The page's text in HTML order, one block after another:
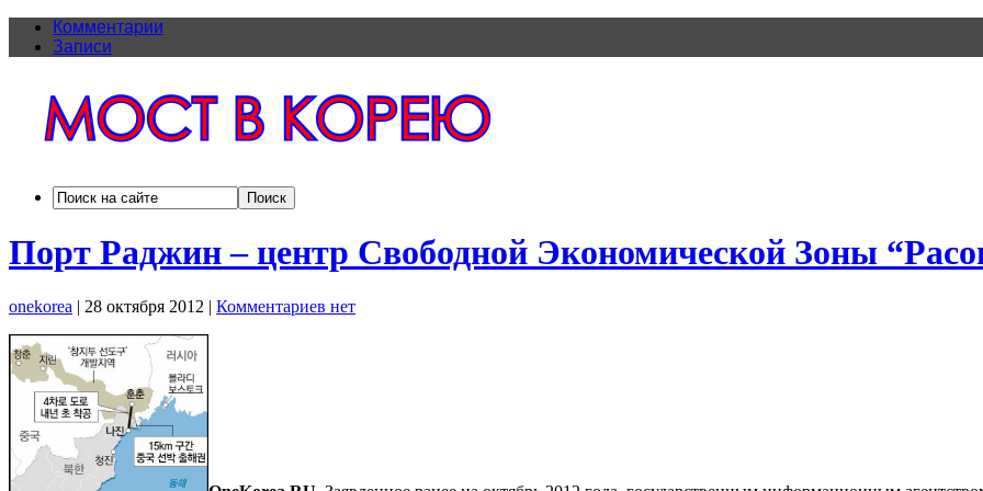
Комментарии
Записи
Порт Раджин – центр Свободной Экономической Зоны
onekorea | 28 октября 2012 | Комментариев нет